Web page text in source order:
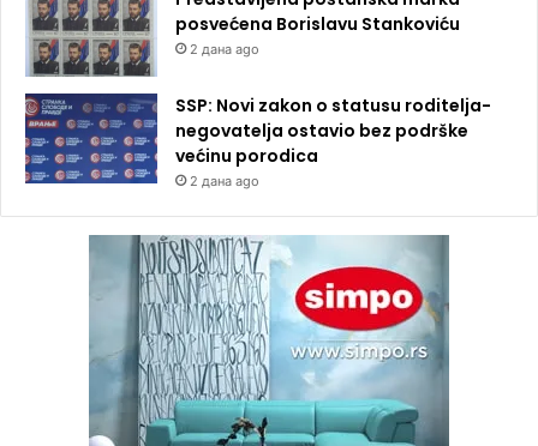
posvećena Borislavu Stankoviću
2 дана ago
SSP: Novi zakon o statusu roditelja-
negovatelja ostavio bez podrške
većinu porodica
2 дана ago